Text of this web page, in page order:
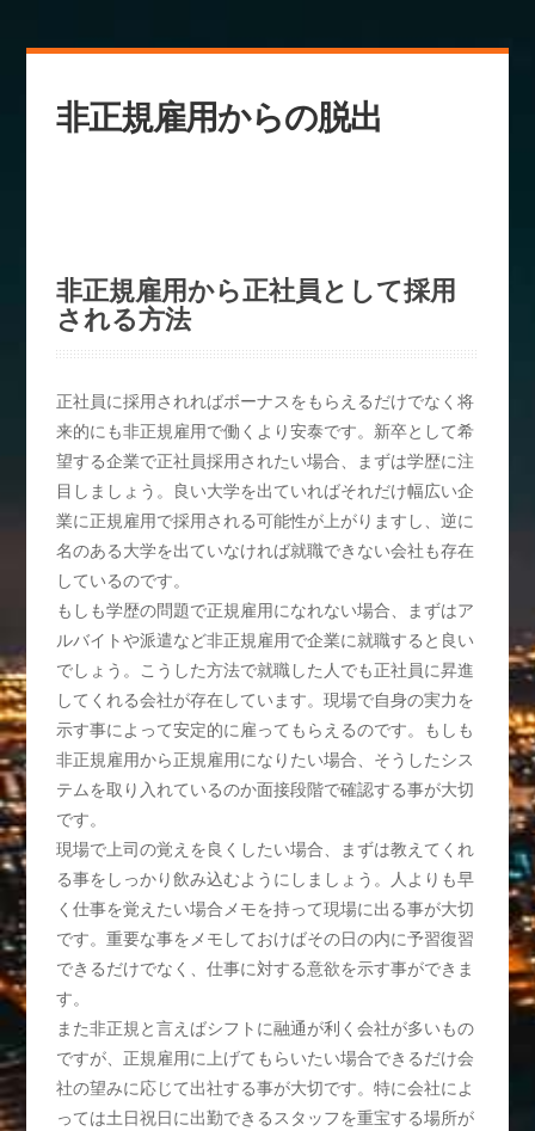
非正規雇用からの脱出
非正規雇用から正社員として採用
される方法
正社員に採用されればボーナスをもらえるだけでなく将
来的にも非正規雇用で働くより安泰です。新卒として希
望する企業で正社員採用されたい場合、まずは学歴に注
目しましょう。良い大学を出ていればそれだけ幅広い企
業に正規雇用で採用される可能性が上がりますし、逆に
名のある大学を出ていなければ就職できない会社も存在
しているのです。
もしも学歴の問題で正規雇用になれない場合、まずはア
ルバイトや派遣など非正規雇用で企業に就職すると良い
でしょう。こうした方法で就職した人でも正社員に昇進
してくれる会社が存在しています。現場で自身の実力を
示す事によって安定的に雇ってもらえるのです。もしも
非正規雇用から正規雇用になりたい場合、そうしたシス
テムを取り入れているのか面接段階で確認する事が大切
です。
現場で上司の覚えを良くしたい場合、まずは教えてくれ
る事をしっかり飲み込むようにしましょう。人よりも早
く仕事を覚えたい場合メモを持って現場に出る事が大切
です。重要な事をメモしておけばその日の内に予習復習
できるだけでなく、仕事に対する意欲を示す事ができま
す。
また非正規と言えばシフトに融通が利く会社が多いもの
ですが、正規雇用に上げてもらいたい場合できるだけ会
社の望みに応じて出社する事が大切です。特に会社によ
っては土日祝日に出勤できるスタッフを重宝する場所が